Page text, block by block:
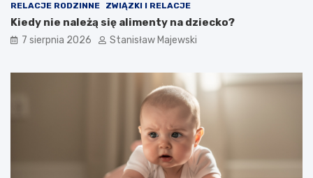
RELACJE RODZINNE ZWIĄZKI I RELACJE
Kiedy nie należą się alimenty na dziecko?
7 sierpnia 2026 Stanisław Majewski